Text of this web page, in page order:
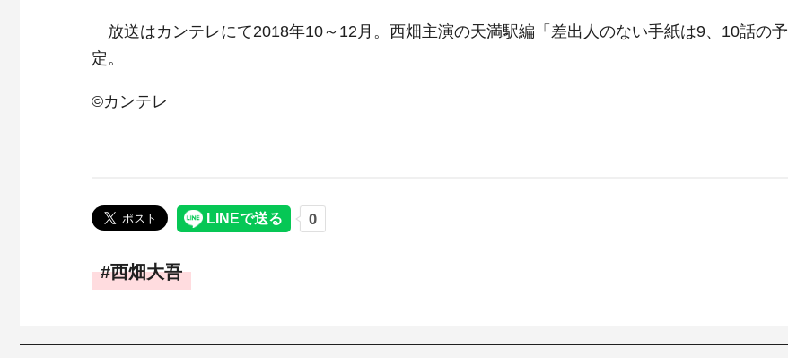
放送はカンテレにて2018年10～12月。西畑主演の天満駅編「差出人のない手紙は9、10話の予
定。
©カンテレ
西畑大吾